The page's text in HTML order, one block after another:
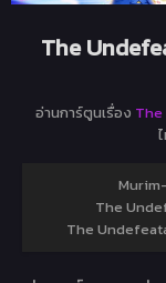
The
อ่านการ์ตูนเรื่อง The
The
The